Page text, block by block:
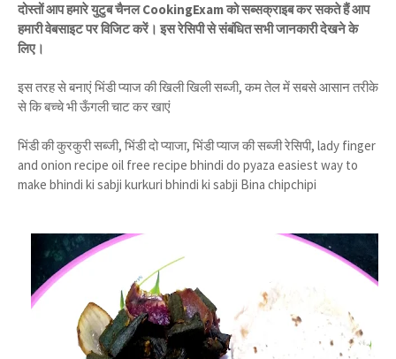
दोस्तों आप हमारे युटुब चैनल CookingExam को सब्सक्राइब कर सकते हैं आप
हमारी वेबसाइट पर विजिट करें। इस रेसिपी से संबंधित सभी जानकारी देखने के
लिए।
इस तरह से बनाएं भिंडी प्याज की खिली खिली सब्जी, कम तेल में सबसे आसान तरीके
से कि बच्चे भी ऊँगली चाट कर खाएं
भिंडी की कुरकुरी सब्जी, भिंडी दो प्याजा, भिंडी प्याज की सब्जी रेसिपी, lady finger
and onion recipe oil free recipe bhindi do pyaza easiest way to
make bhindi ki sabji kurkuri bhindi ki sabji Bina chipchipi